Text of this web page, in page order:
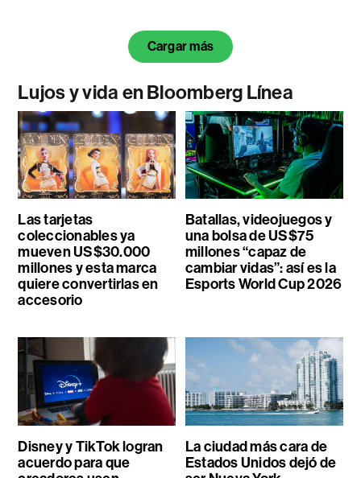
Cargar más
Lujos y vida en Bloomberg Línea
Las tarjetas
coleccionables ya
mueven US$30.000
millones y esta marca
quiere convertirlas en
accesorio
Batallas, videojuegos y
una bolsa de US$75
millones “capaz de
cambiar vidas”: así es la
Esports World Cup 2026
Disney y TikTok logran
acuerdo para que
La ciudad más cara de
Estados Unidos dejó de